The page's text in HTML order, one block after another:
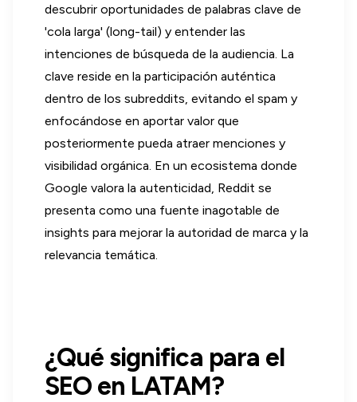
descubrir oportunidades de palabras clave de
'cola larga' (long-tail) y entender las
intenciones de búsqueda de la audiencia. La
clave reside en la participación auténtica
dentro de los subreddits, evitando el spam y
enfocándose en aportar valor que
posteriormente pueda atraer menciones y
visibilidad orgánica. En un ecosistema donde
Google valora la autenticidad, Reddit se
presenta como una fuente inagotable de
insights para mejorar la autoridad de marca y la
relevancia temática.
¿Qué significa para el
SEO en LATAM?